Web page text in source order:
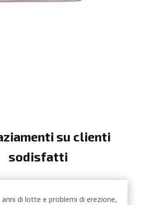
su clienti
sodisfatti
di lotte e problemi di erezione,